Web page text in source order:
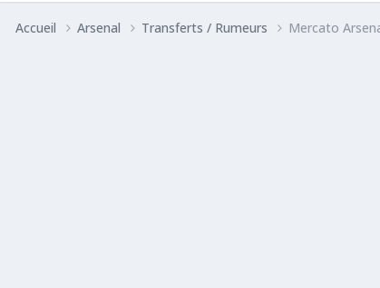
Accueil Arsenal Transferts / Rumeurs Mercato